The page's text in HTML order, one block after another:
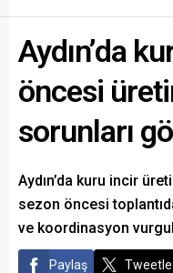
Aydın’da
öncesi
sorunları
Aydın’da kuru incir
sezon öncesi
ve koordinasyon
Paylaş Tweetle